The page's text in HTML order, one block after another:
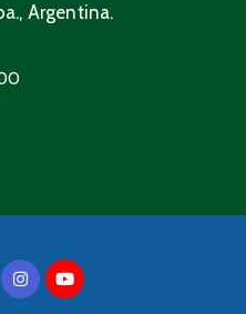
Argentina.